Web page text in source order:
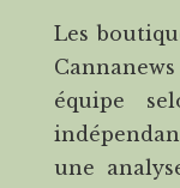
Les
équipe
une